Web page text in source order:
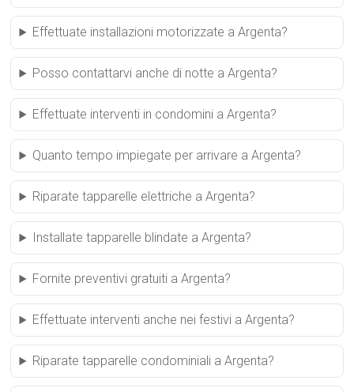
Effettuate installazioni motorizzate a Argenta?
Posso contattarvi anche di notte a Argenta?
Effettuate interventi in condomini a Argenta?
Quanto tempo impiegate per arrivare a Argenta?
Riparate tapparelle elettriche a Argenta?
Installate tapparelle blindate a Argenta?
Fornite preventivi gratuiti a Argenta?
Effettuate interventi anche nei festivi a Argenta?
Riparate tapparelle condominiali a Argenta?